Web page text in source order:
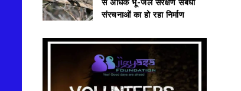
संरचनाओं का हो रहा निर्माण